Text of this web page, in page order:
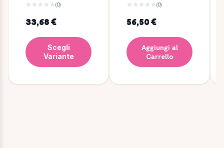
(0)
33,68 €
Scegli
Variante
(0)
56,50 €
Aggiungi al
Carrello